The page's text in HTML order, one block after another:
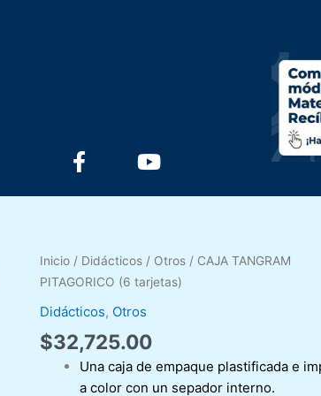
F
a
c
o
o
k
-
f
Y
u
b
e
Inicio/ Didácticos/ Otros/ CAJA TANGRAM
PITAGORICO (6 tarjetas)
Didácticos, Otros
$32,725.00
Una caja de empaque plastificada e
a color con un sepador interno.
CAJA
TANGRAM
PITAGORICO
tarjetas)
cantidad